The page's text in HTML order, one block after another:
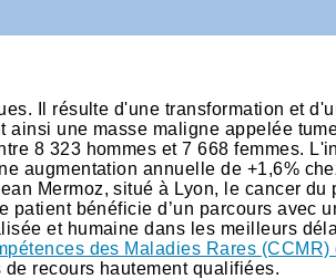
Il résulte d'une transformation et
une masse maligne appelée
8 323 hommes et 7 668 femmes.
augmentation annuelle de +1,6%
Mermoz, situé à Lyon, le cancer du
patient bénéficie d’un parcours avec
et humaine dans les meilleurs
des Maladies Rares (CCMR)
recours hautement qualifiées.